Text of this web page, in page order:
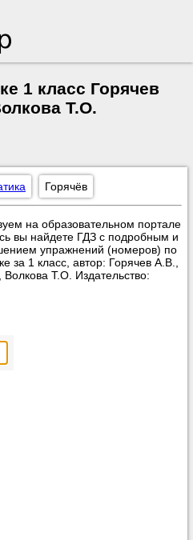
1 класс Горячев
Т.О.
Горячёв
на образовательном портале
вы найдете ГДЗ с подробным и
упражнений (номеров) по
за 1 класс, автор: Горячев А.В.,
Т.О. Издательство: